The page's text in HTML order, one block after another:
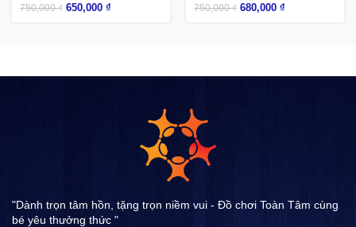
750,000₫ 650,000 ₫ 750,000₫ 680,000 ₫
"Dành trọn tâm hồn, tặng trọn niềm vui - Đồ chơi Toàn Tâm cùng
bé yêu thưởng thức "